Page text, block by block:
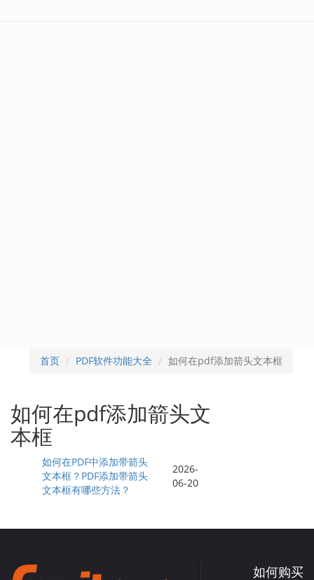
首页 PDF软件功能大全 如何在pdf添加箭头文本框
如何在pdf添加箭头文
本框
如何在PDF中添加带箭头
文本框？PDF添加带箭头
文本框有哪些方法？
2026-
06-20
如何购买